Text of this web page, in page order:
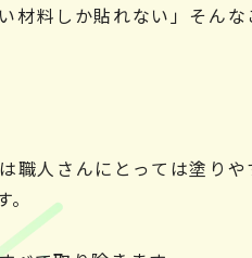
材料しか貼れない」そん
職人さんにとっては塗り